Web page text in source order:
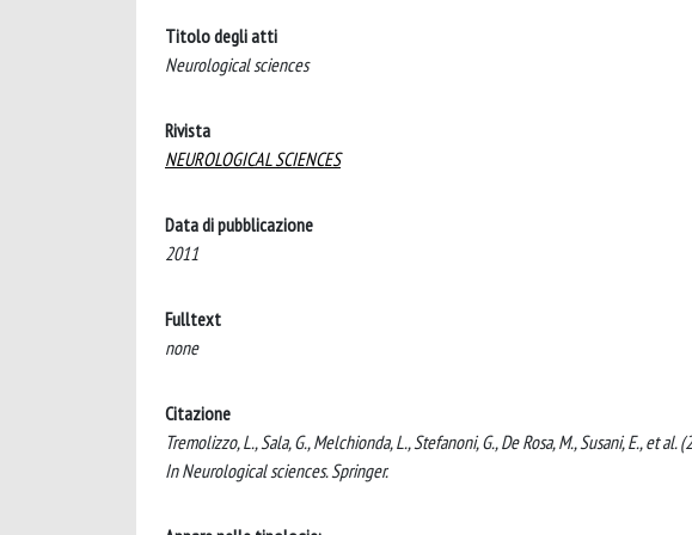
Titolo degli atti
Neurological sciences
Rivista
NEUROLOGICAL SCIENCES
Data di pubblicazione
2011
Fulltext
none
Citazione
Tremolizzo, L., Sala, G., Melchionda, L., Stefanoni, G., De Rosa, M., Susani, E., et
In Neurological sciences. Springer.